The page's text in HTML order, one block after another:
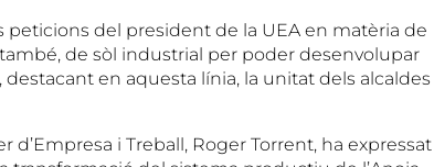
peticions del president de la UEA en matèria de
de sòl industrial per poder desenvolupar
destacant en aquesta línia, la unitat dels alcaldes
d’Empresa i Treball, Roger Torrent, ha expressat